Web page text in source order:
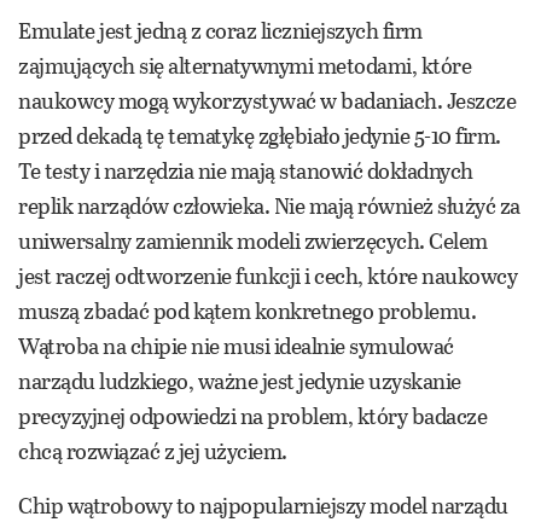
Emulate jest jedną z coraz liczniejszych firm
zajmujących się alternatywnymi metodami, które
naukowcy mogą wykorzystywać w badaniach. Jeszcze
przed dekadą tę tematykę zgłębiało jedynie 5-10 firm.
Te testy i narzędzia nie mają stanowić dokładnych
replik narządów człowieka. Nie mają również służyć za
uniwersalny zamiennik modeli zwierzęcych. Celem
jest raczej odtworzenie funkcji i cech, które naukowcy
muszą zbadać pod kątem konkretnego problemu.
Wątroba na chipie nie musi idealnie symulować
narządu ludzkiego, ważne jest jedynie uzyskanie
precyzyjnej odpowiedzi na problem, który badacze
chcą rozwiązać z jej użyciem.
Chip wątrobowy to najpopularniejszy model narządu